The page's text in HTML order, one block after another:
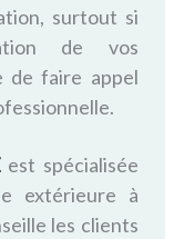
surtout si
de vos
de faire appel
est spécialisée
extérieure à
les clients